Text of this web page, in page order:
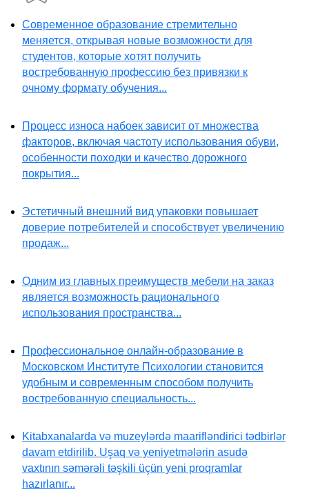
Современное образование стремительно
меняется, открывая новые возможности для
студентов, которые хотят получить
востребованную профессию без привязки к
очному формату обучения...
Процесс износа набоек зависит от множества
факторов, включая частоту использования обуви,
особенности походки и качество дорожного
покрытия...
Эстетичный внешний вид упаковки повышает
доверие потребителей и способствует увеличению
продаж...
Одним из главных преимуществ мебели на заказ
является возможность рационального
использования пространства...
Профессиональное онлайн-образование в
Московском Институте Психологии становится
удобным и современным способом получить
востребованную специальность...
Kitabxanalarda və muzeylərdə maarifləndirici tədbirlər
davam etdirilib. Uşaq və yeniyetmələrin asudə
vaxtının səmərəli təşkili üçün yeni proqramlar
hazırlanır...